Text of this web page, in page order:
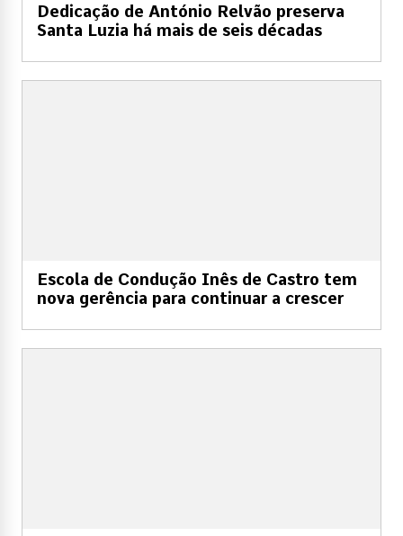
Dedicação de António Relvão preserva
Santa Luzia há mais de seis décadas
Escola de Condução Inês de Castro tem
nova gerência para continuar a crescer